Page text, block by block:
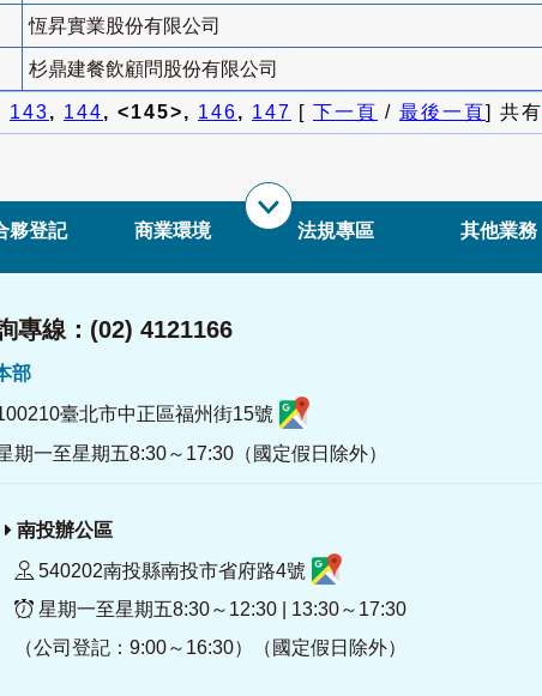
恆昇實業股份有限公司
杉鼎建餐飲顧問股份有限公司
143, 144, <145>, 146, 147 [ 下一頁 / 最後一頁] 共有
夥登記 商業環境 法規專區 其他業務
專線：(02) 4121166
部
臺北市中正區福州街15號
期一至星期五8:30～17:30（國定假日除外）
南投辦公區
540202南投縣南投市省府路4號
星期一至星期五8:30～12:30 | 13:30～17:30
（公司登記：9:00～16:30）（國定假日除外）